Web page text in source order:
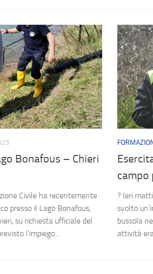
Bonafous – Chieri
Civile ha recentemente
presso il Lago Bonafous,
su richiesta ufficiale del
l’impiego...
campo
? Ieri
svolto
bussola
attività